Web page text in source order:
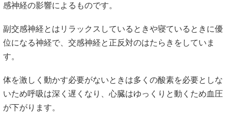
感神経の影響によるものです。
副交感神経とはリラックスしているときや寝ているときに優
位になる神経で、交感神経と正反対のはたらきをしていま
す。
体を激しく動かす必要がないときは多くの酸素を必要としな
いため呼吸は深く遅くなり、心臓はゆっくりと動くため血圧
が下がります。